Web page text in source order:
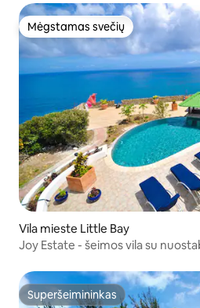
Mėgstamas svečių
Mėgstamas svečių
Vila mieste Little Bay
Joy Estate - šeimos vila su
Superšeimininkas
Superšeimininkas